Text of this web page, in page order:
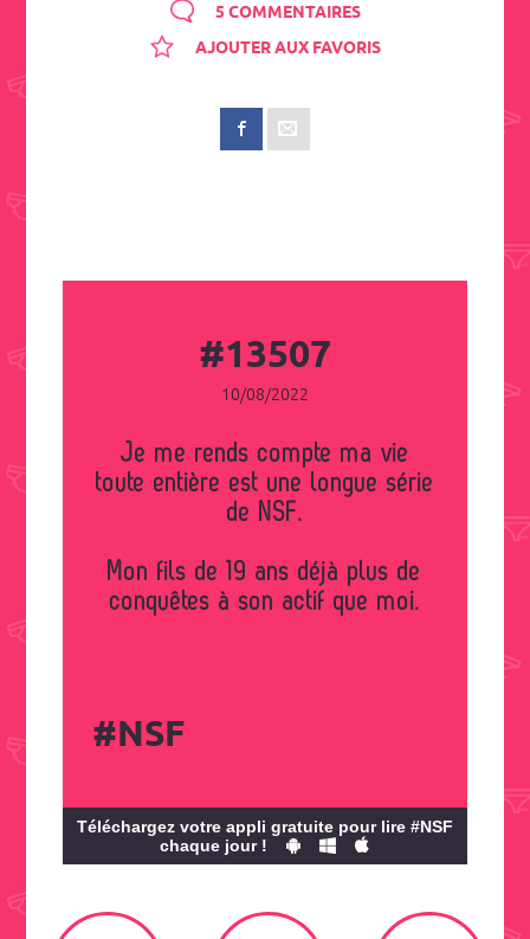
5 COMMENTAIRES
AJOUTER AUX FAVORIS
#13507
10/08/2022
Je me rends compte ma vie
toute entière est une longue série
de NSF.
Mon fils de 19 ans déjà plus de
conquêtes à son actif que moi.
#NSF
Téléchargez votre appli gratuite pour lire #NSF
chaque jour !